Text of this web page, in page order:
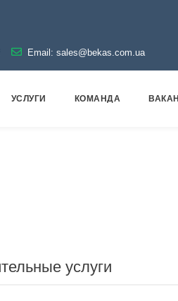
Email: sales@bekas.com.ua
УСЛУГИ КОМАНДА
услуги